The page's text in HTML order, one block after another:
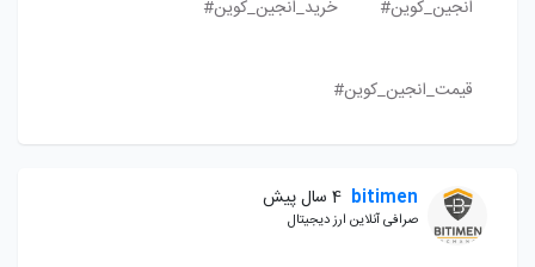
انجین_کوین# خرید_انجین_کوین#
قیمت_انجین_کوین#
bitimen 4 سال پیش
صرافی آنلاین ارز دیجیتال